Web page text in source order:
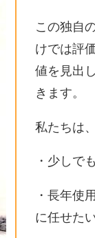
この独自
けでは評
値を見出
きます。
私たちは
・少しで
・長年使
に任せた